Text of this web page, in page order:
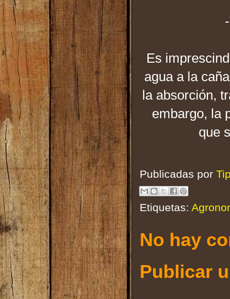
Es
agua a la
la absorción,
embargo, la
que
Publicadas por
Etiquetas:
No hay
Publicar